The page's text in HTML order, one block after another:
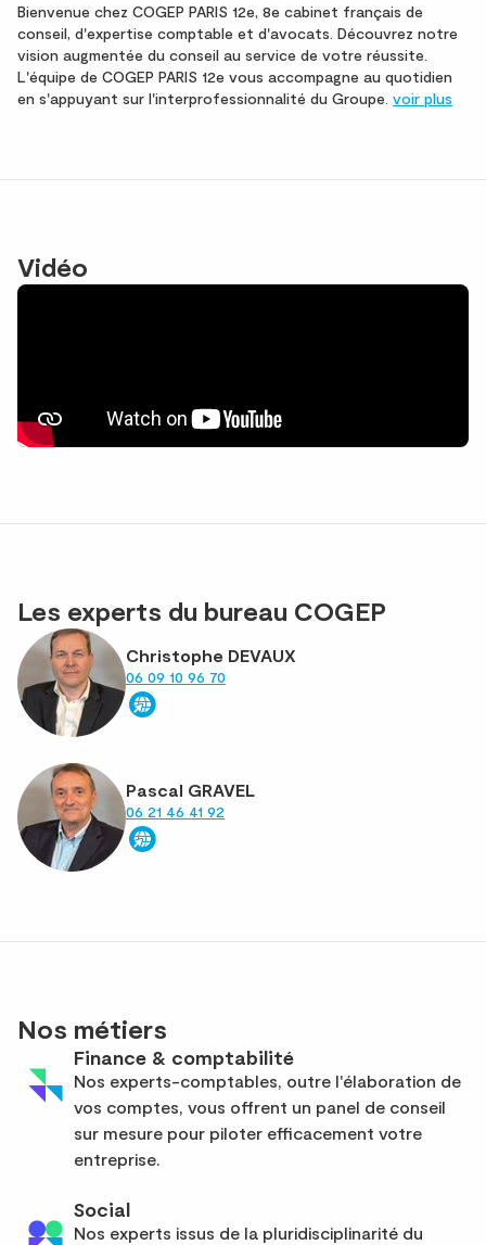
Bienvenue chez COGEP PARIS 12e, 8e cabinet français de
conseil, d'expertise comptable et d'avocats. Découvrez notre
vision augmentée du conseil au service de votre réussite.
L'équipe de COGEP PARIS 12e vous accompagne au quotidien
en s'appuyant sur l'interprofessionnalité du Groupe. voir plus
Vidéo
Les experts du bureau COGEP
Christophe DEVAUX
06 09 10 96 70
Pascal GRAVEL
06 21 46 41 92
Nos métiers
Finance & comptabilité
Nos experts-comptables, outre l'élaboration de
vos comptes, vous offrent un panel de conseil
sur mesure pour piloter efficacement votre
entreprise.
Social
Nos experts issus de la pluridisciplinarité du